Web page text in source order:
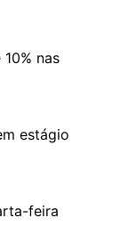
nas
estágio
feira